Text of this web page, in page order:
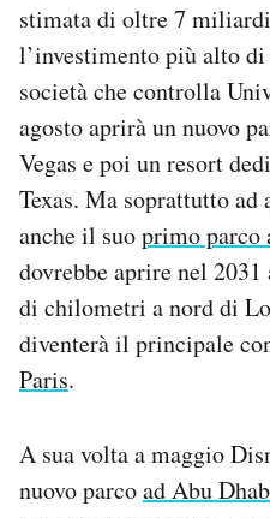
stimata di oltre 7
l’investimento più alto
società che controlla
agosto aprirà un nuovo
Vegas e poi un resort
Texas. Ma soprattutto
anche il suoprimo parco
dovrebbe aprire nel
di chilometri a nord di
diventerà il principale
Paris.
A sua volta a maggio
nuovo parcoad Abu